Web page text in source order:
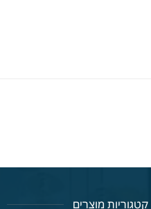
קטגוריות מוצרים